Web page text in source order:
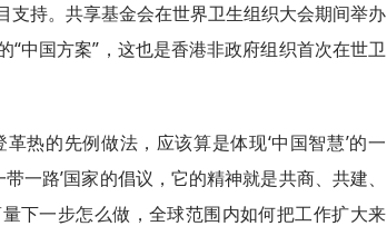
支持。共享基金会在世界卫生组织大会期间举办
中国方案”，这也是香港非政府组织首次在世卫
热的先例做法，应该算是体现‘中国智慧’的一
一路’国家的倡议，它的精神就是共商、共建、
下一步怎么做，全球范围内如何把工作扩大来